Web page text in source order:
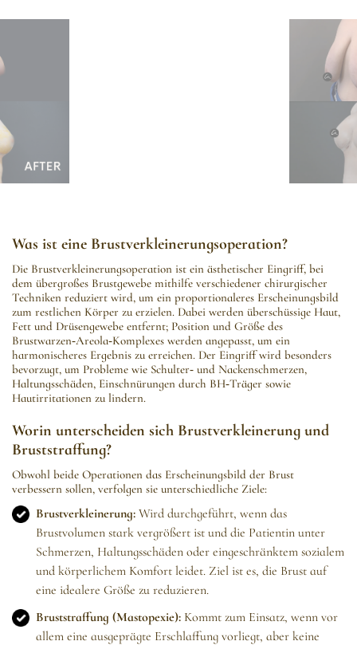
Was ist eine Brustverkleinerungs­operation?
Die Brustverkleinerungs­operation ist ein ästhetischer Eingriff, bei
dem übergroßes Brustgewebe mithilfe verschiedener chirurgischer
Techniken reduziert wird, um ein proportionaleres Erscheinungsbild
zum restlichen Körper zu erzielen. Dabei werden überschüssige Haut,
Fett und Drüsengewebe entfernt; Position und Größe des
Brustwarzen‑Areola‑Komplexes werden angepasst, um ein
harmonischeres Ergebnis zu erreichen. Der Eingriff wird besonders
bevorzugt, um Probleme wie Schulter‑ und Nackenschmerzen,
Haltungsschäden, Einschnürungen durch BH‑Träger sowie
Hautirritationen zu lindern.
Worin unterscheiden sich Brustverkleinerung und
Bruststraffung?
Obwohl beide Operationen das Erscheinungsbild der Brust
verbessern sollen, verfolgen sie unterschiedliche Ziele:
Brustverkleinerung: Wird durchgeführt, wenn das
Brustvolumen stark vergrößert ist und die Patientin unter
Schmerzen, Haltungsschäden oder eingeschränktem sozialem
und körperlichem Komfort leidet. Ziel ist es, die Brust auf
eine idealere Größe zu reduzieren.
Bruststraffung (Mastopexie): Kommt zum Einsatz, wenn vor
allem eine ausgeprägte Erschlaffung vorliegt, aber keine